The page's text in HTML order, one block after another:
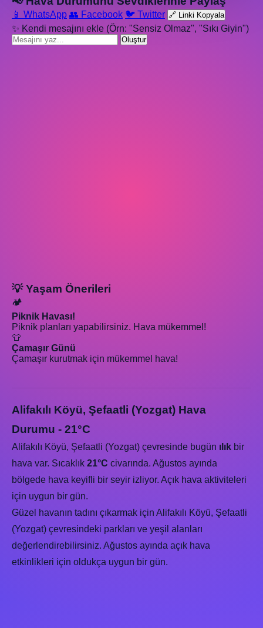
📱 WhatsApp 👥 Facebook 🐦 Twitter 🔗 Linki Kopyala
✨ Kendi mesajını ekle (Örn: "Sensiz Olmaz", "Sıkı Giyin")
Oluştur
💡 Yaşam Önerileri
🏕️
Piknik Havası!
Piknik planları yapabilirsiniz. Hava mükemmel!
👕
Çamaşır Günü
Çamaşır kurutmak için mükemmel hava!
Alifakılı Köyü, Şefaatli (Yozgat) Hava
Durumu - 21°C
Alifakılı Köyü, Şefaatli (Yozgat) çevresinde bugün ılık bir
hava var. Sıcaklık 21°C civarında. Ağustos ayında
bölgede hava keyifli bir seyir izliyor. Açık hava aktiviteleri
için uygun bir gün.
Güzel havanın tadını çıkarmak için Alifakılı Köyü, Şefaatli
(Yozgat) çevresindeki parkları ve yeşil alanları
değerlendirebilirsiniz. Ağustos ayında açık hava
etkinlikleri için oldukça uygun bir gün.